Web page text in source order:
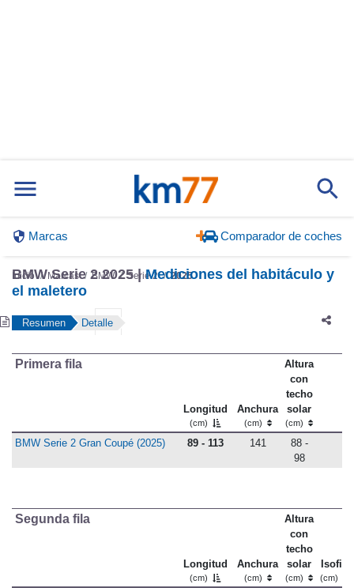
Marcas Comparador de coches
Inicio Marcas BMW Serie 2 2025
BMW Serie 2 2025 |Mediciones del habitáculo y
el maletero
Resumen Detalle
Primera fila
Longitud
(cm)
Anchura
(cm)
Altura
con
techo
solar
(cm)
BMW Serie 2 Gran Coupé (2025) 89 - 113 141
88 -
98
Segunda fila
Longitud
(cm)
Anchura
(cm)
Altura
con
techo
solar
(cm)
Isofix
(cm)